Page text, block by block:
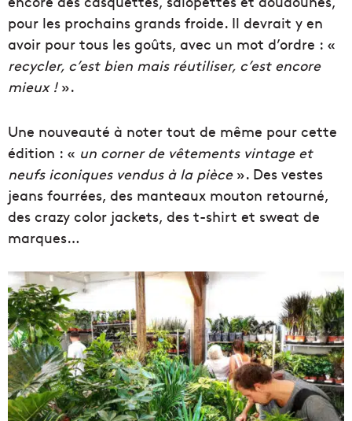
pour les prochains grands froide. Il devrait y en
avoir pour tous les goûts, avec un mot d’ordre : «
recycler, c’est bien mais réutiliser, c’est encore
mieux !».
Une nouveauté à noter tout de même pour cette
édition : « un corner de vêtements vintage et
neufs iconiques vendus à la pièce». Des vestes
jeans fourrées, des manteaux mouton retourné,
des crazy color jackets, des t-shirt et sweat de
marques…